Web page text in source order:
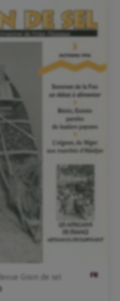
FR
Revue Grain de sel